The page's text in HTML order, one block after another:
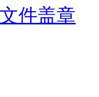
件盖章